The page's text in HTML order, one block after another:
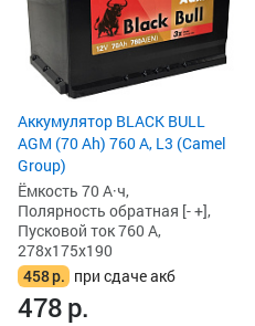
Аккумулятор BLACK BULL
AGM (70 Ah) 760 А, L3 (Camel
Group)
Ёмкость 70 А·ч,
Полярность обратная [- +],
Пусковой ток 760 А,
278x175x190
458р. при сдаче акб
478р.